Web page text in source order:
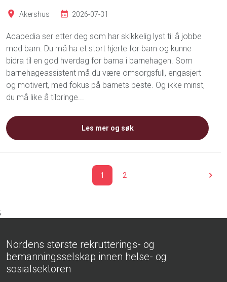
Akershus 2026-07-31
Acapedia ser etter deg som har skikkelig lyst til å jobbe
med barn. Du må ha et stort hjerte for barn og kunne
bidra til en god hverdag for barna i barnehagen. Som
barnehageassistent må du være omsorgsfull, engasjert
og motivert, med fokus på barnets beste. Og ikke minst,
du må like å tilbringe...
Les mer og søk
1 2
;
Nordens største rekrutterings- og
bemanningsselskap innen helse- og
sosialsektoren